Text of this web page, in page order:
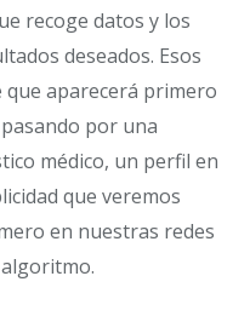
recoge datos y los
deseados. Esos
aparecerá primero
por una
médico, un perfil en
que veremos
en nuestras redes